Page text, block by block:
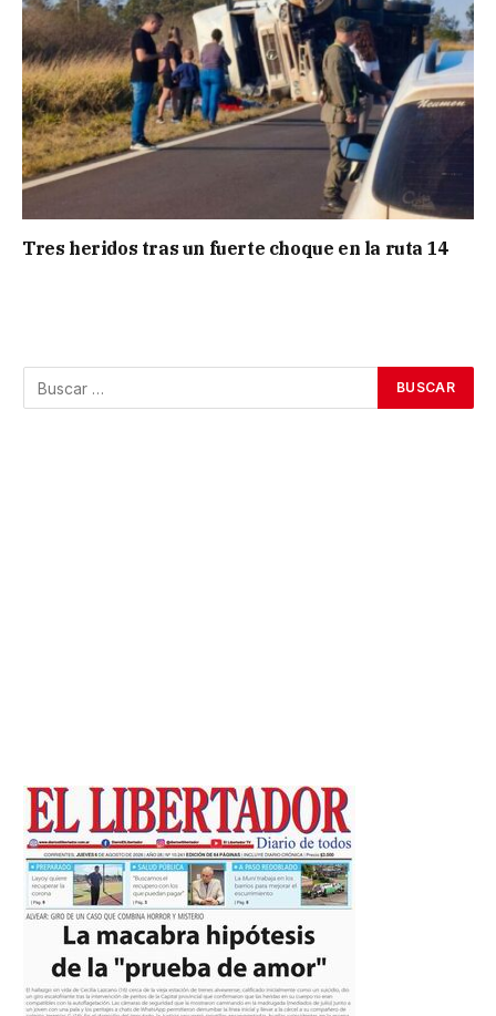
Tres heridos tras un fuerte choque en la ruta 14